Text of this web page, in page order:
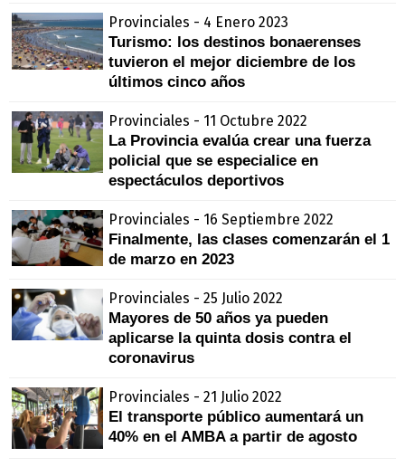
Provinciales - 4 Enero 2023
Turismo: los destinos bonaerenses
tuvieron el mejor diciembre de los
últimos cinco años
Provinciales - 11 Octubre 2022
La Provincia evalúa crear una fuerza
policial que se especialice en
espectáculos deportivos
Provinciales - 16 Septiembre 2022
Finalmente, las clases comenzarán el 1
de marzo en 2023
Provinciales - 25 Julio 2022
Mayores de 50 años ya pueden
aplicarse la quinta dosis contra el
coronavirus
Provinciales - 21 Julio 2022
El transporte público aumentará un
40% en el AMBA a partir de agosto